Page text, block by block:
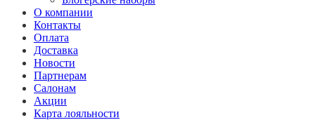
О компании
Контакты
Оплата
Доставка
Новости
Партнерам
Салонам
Акции
Карта лояльности